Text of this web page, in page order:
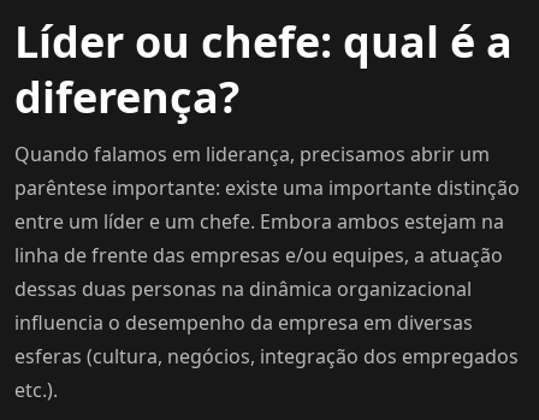
Líder ou chefe: qual é a
diferença?
Quando falamos em liderança, precisamos abrir um
parêntese importante: existe uma importante distinção
entre um líder e um chefe. Embora ambos estejam na
linha de frente das empresas e/ou equipes, a atuação
dessas duas personas na dinâmica organizacional
influencia o desempenho da empresa em diversas
esferas (cultura, negócios, integração dos empregados
etc.).